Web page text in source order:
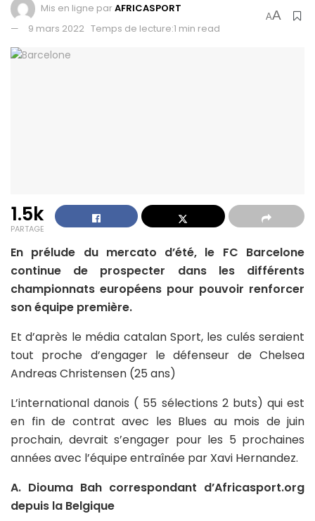
Mis en ligne parAFRICASPORT
9 mars 2022 Temps de lecture:1 min read
AA
1.5k
PARTAGE
En prélude du mercato d’été, le FC Barcelone
continue de prospecter dans les différents
championnats européens pour pouvoir renforcer
son équipe première.
Et d’après le média catalan Sport, les culés seraient
tout proche d’engager le défenseur de Chelsea
Andreas Christensen (25 ans)
L’international danois ( 55 sélections 2 buts) qui est
en fin de contrat avec les Blues au mois de juin
prochain, devrait s’engager pour les 5 prochaines
années avec l’équipe entraînée par Xavi Hernandez.
A. Diouma Bah correspondant d’Africasport.org
depuis la Belgique